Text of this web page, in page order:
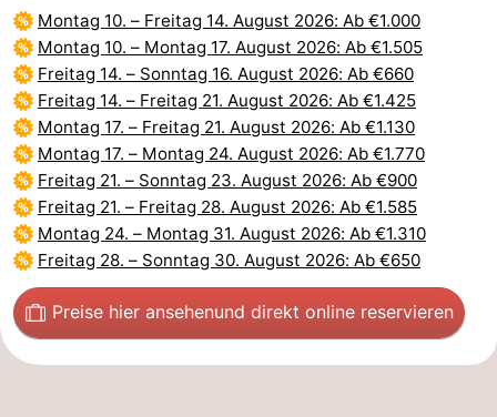
Montag 10. – Freitag 14. August 2026: Ab €1.000
Montag 10. – Montag 17. August 2026: Ab €1.505
Freitag 14. – Sonntag 16. August 2026: Ab €660
Freitag 14. – Freitag 21. August 2026: Ab €1.425
Montag 17. – Freitag 21. August 2026: Ab €1.130
Montag 17. – Montag 24. August 2026: Ab €1.770
Freitag 21. – Sonntag 23. August 2026: Ab €900
Freitag 21. – Freitag 28. August 2026: Ab €1.585
Montag 24. – Montag 31. August 2026: Ab €1.310
Freitag 28. – Sonntag 30. August 2026: Ab €650
Preise hier ansehenund direkt online reservieren